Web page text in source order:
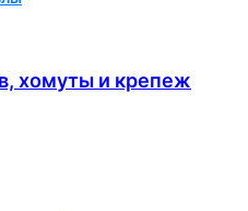
хомуты и крепеж